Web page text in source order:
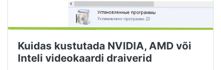
Kuidas kustutada NVIDIA, AMD või
Inteli videokaardi draiverid